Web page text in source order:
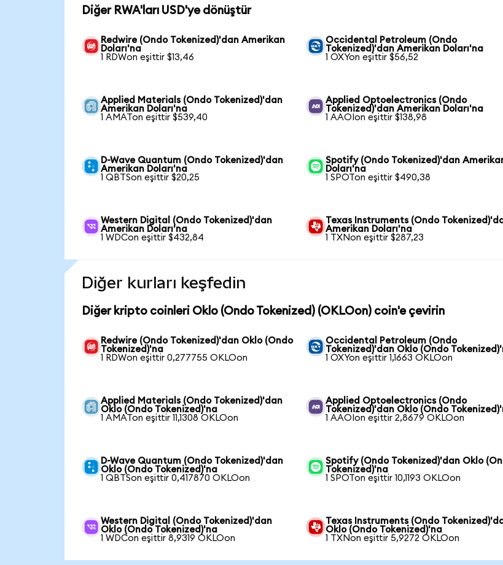
Diğer RWA'ları USD'ye dönüştür
Redwire (Ondo Tokenized)'dan Amerikan
Doları'na
1 RDWon eşittir $13,46
Occidental Petroleum (Ondo
Tokenized)'dan Amerikan Doları'na
1 OXYon eşittir $56,52
Applied Materials (Ondo Tokenized)'dan
Amerikan Doları'na
1 AMATon eşittir $539,40
Applied Optoelectronics (Ondo
Tokenized)'dan Amerikan Doları'na
1 AAOIon eşittir $138,98
D-Wave Quantum (Ondo Tokenized)'dan
Amerikan Doları'na
1 QBTSon eşittir $20,25
Spotify (Ondo Tokenized)'dan
Doları'na
1 SPOTon eşittir $490,38
Western Digital (Ondo Tokenized)'dan
Amerikan Doları'na
1 WDCon eşittir $432,84
Texas Instruments (Ondo
Amerikan Doları'na
1 TXNon eşittir $287,23
Diğer kurları keşfedin
Diğer kripto coinleri Oklo (Ondo Tokenized) (OKLOon) coin'e çevirin
Redwire (Ondo Tokenized)'dan Oklo (Ondo
Tokenized)'na
1 RDWon eşittir 0,277755 OKLOon
Occidental Petroleum (Ondo
Tokenized)'dan Oklo (Ondo
1 OXYon eşittir 1,1663 OKLOon
Applied Materials (Ondo Tokenized)'dan
Oklo (Ondo Tokenized)'na
1 AMATon eşittir 11,1308 OKLOon
Applied Optoelectronics (Ondo
Tokenized)'dan Oklo (Ondo
1 AAOIon eşittir 2,8679 OKLOon
D-Wave Quantum (Ondo Tokenized)'dan
Oklo (Ondo Tokenized)'na
1 QBTSon eşittir 0,417870 OKLOon
Spotify (Ondo Tokenized)'dan Oklo
Tokenized)'na
1 SPOTon eşittir 10,1193 OKLOon
Western Digital (Ondo Tokenized)'dan
Oklo (Ondo Tokenized)'na
1 WDCon eşittir 8,9319 OKLOon
Texas Instruments (Ondo
Oklo (Ondo Tokenized)'na
1 TXNon eşittir 5,9272 OKLOon